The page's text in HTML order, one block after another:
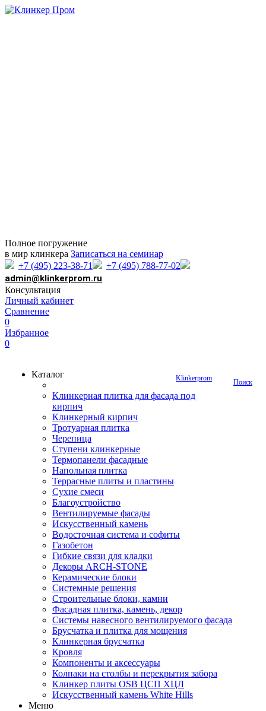
Полное погружение
в мир клинкера Записаться на семинар
+7 (495) 223-38-71
+7 (495) 788-77-02
admin@klinkerprom.ru
Консультация
Личный кабинет
Сравнение
0
Избранное
0
Поиск
Klinkerprom
Каталог
Клинкерная плитка для фасада под
кирпич
Клинкерный кирпич
Тротуарная плитка
Черепица
Ступени клинкерные
Термопанели фасадные
Напольная плитка
Террасные плиты и пластины
Сухие смеси
Благоустройство
Вентилируемые фасады
Искусственный камень
Водосточная система и софиты
Газобетон
Гибкие связи для кладки
Декоры ARCH-STONE
Керамические блоки
Системные решения
Строительные блоки, камни
Фасадная плитка, камень, декор
Системы навесного вентилируемого фасада
Брусчатка и плитка для мощения
Клинкерная брусчатка
Кровля
Компоненты и аксессуары
Колпаки на столбы и перекрытия забора
Клинкер плиты OSB ЦСП ХЦЛ
Искусственный камень White Hills
Меню